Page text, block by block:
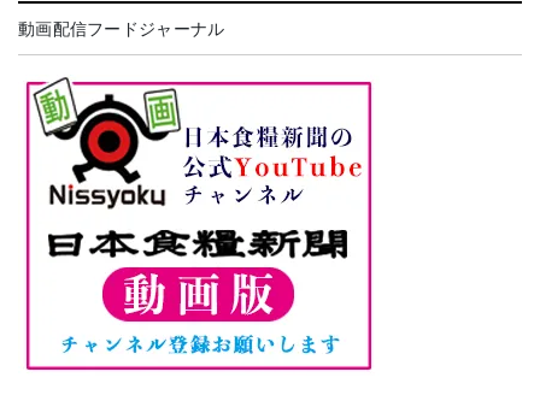
動画配信フードジャーナル